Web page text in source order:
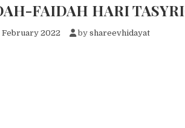
FAIDAH HARI
February 2022 by shareevhidayat